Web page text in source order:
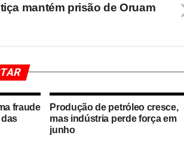
mantém prisão de Oruam
fraude
Produção de petróleo cresce,
mas indústria perde força em
junho